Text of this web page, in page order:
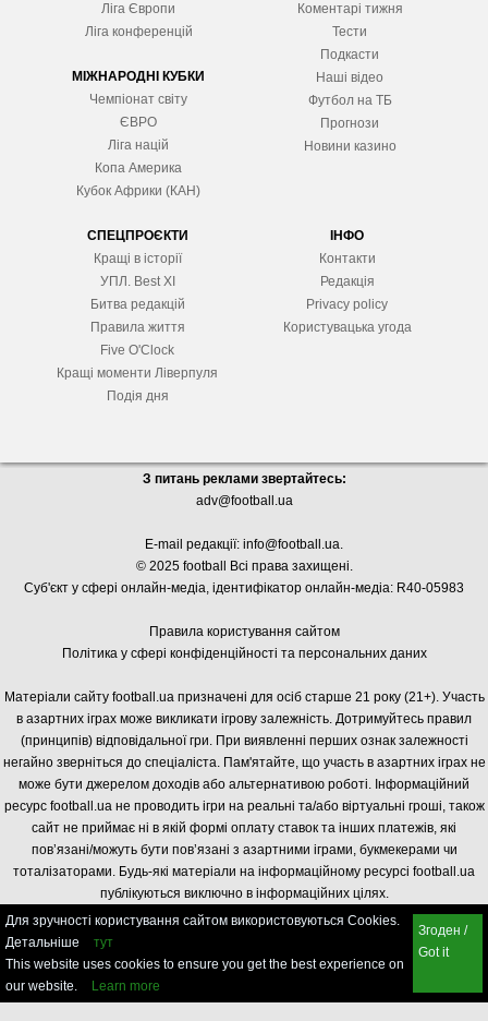
Ліга Європи
Ліга конференцій
МІЖНАРОДНІ КУБКИ
Чемпіонат світу
ЄВРО
Ліга націй
Копа Америка
Кубок Африки (КАН)
Коментарі тижня
Тести
Подкасти
Наші відео
Футбол на ТБ
Прогнози
Новини казино
СПЕЦПРОЄКТИ
Кращі в історії
УПЛ. Best XІ
Битва редакцій
Правила життя
Five O'Clock
Кращі моменти Ліверпуля
Подія дня
ІНФО
Контакти
Редакція
Privacy policy
Користувацька угода
З питань реклами звертайтесь:
adv@football.ua
E-mail редакції: info@football.ua.
© 2025 football Всі права захищені.
Суб'єкт у сфері онлайн-медіа, ідентифікатор онлайн-медіа: R40-05983
Правила користування сайтом
Політика у сфері конфіденційності та персональних даних
Матеріали сайту football.ua призначені для осіб старше 21 року (21+). Участь
в азартних іграх може викликати ігрову залежність. Дотримуйтесь правил
(принципів) відповідальної гри. При виявленні перших ознак залежності
негайно зверніться до спеціаліста. Пам'ятайте, що участь в азартних іграх не
може бути джерелом доходів або альтернативою роботі. Інформаційний
ресурс football.ua не проводить ігри на реальні та/або віртуальні гроші, також
сайт не приймає ні в якій формі оплату ставок та інших платежів, які
пов’язані/можуть бути пов’язані з азартними іграми, букмекерами чи
тоталізаторами. Будь-які матеріали на інформаційному ресурсі football.ua
публікуються виключно в інформаційних цілях.
Для зручності користування сайтом використовуються Cookies.
Детальніше
тут
This website uses cookies to ensure you get the best experience on
our website.
Learn more
Згоден /
Got it